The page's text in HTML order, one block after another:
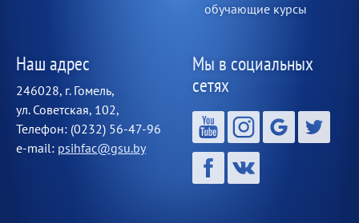
обучающие курсы
Наш адрес
246028, г. Гомель,
ул. Советская, 102,
Телефон: (0232) 56-47-96
e-mail: psihfac@gsu.by
Мы в социальных
сетях